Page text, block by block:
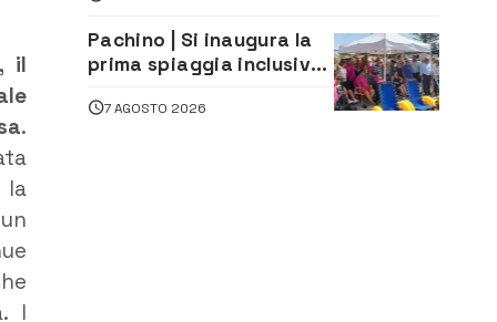
il
.
la
I
alla società
Pachino | Si inaugura la
prima spiaggia inclusiva
assistenza e prevenzione
7 AGOSTO 2026